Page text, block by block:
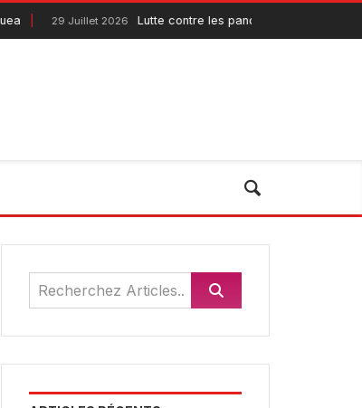
29 Juillet 2026 Lutte contre les pandémies : le Pandemic Fund